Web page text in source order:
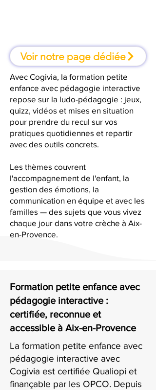
Voir notre page dédiée
Avec Cogivia, la formation petite
enfance avec pédagogie interactive
repose sur la ludo-pédagogie : jeux,
quizz, vidéos et mises en situation
pour prendre du recul sur vos
pratiques quotidiennes et repartir
avec des outils concrets.
Les thèmes couvrent
l'accompagnement de l'enfant, la
gestion des émotions, la
communication en équipe et avec les
familles — des sujets que vous vivez
chaque jour dans votre crèche à Aix-
en-Provence.
Formation petite enfance avec
pédagogie interactive :
certifiée, reconnue et
accessible à Aix-en-Provence
La formation petite enfance avec
pédagogie interactive avec
Cogivia est certifiée Qualiopi et
finançable par les OPCO. Depuis